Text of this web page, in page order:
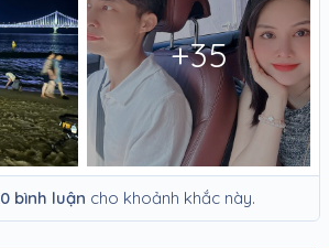
+35
0 bình luận cho khoảnh khắc này.